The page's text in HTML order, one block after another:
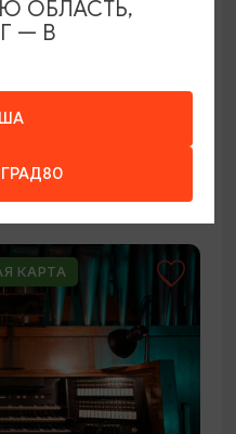
«Янтарь-холл»
КАРТА
ОБЛАСТЬ,
— В